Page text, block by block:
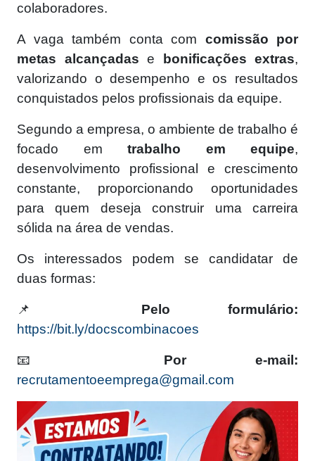
colaboradores.
A vaga também conta com comissão por
metas alcançadas e bonificações extras,
valorizando o desempenho e os resultados
conquistados pelos profissionais da equipe.
Segundo a empresa, o ambiente de trabalho é
focado em trabalho em equipe,
desenvolvimento profissional e crescimento
constante, proporcionando oportunidades
para quem deseja construir uma carreira
sólida na área de vendas.
Os interessados podem se candidatar de
duas formas:
📌 Pelo formulário:
https://bit.ly/docscombinacoes
📧 Por e-mail:
recrutamentoeemprega@gmail.com